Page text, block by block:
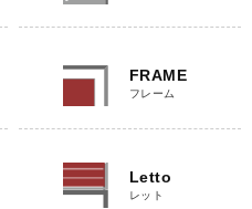
FRAME
フレーム
Letto
レット